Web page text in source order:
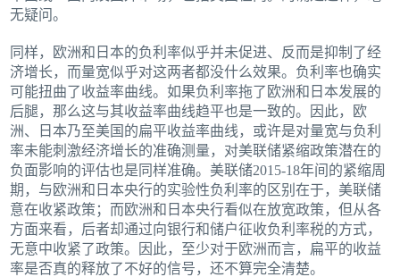
无疑问。
同样，欧洲和日本的负利率似乎并未促进、反而是抑制了经
济增长，而量宽似乎对这两者都没什么效果。负利率也确实
可能扭曲了收益率曲线。如果负利率拖了欧洲和日本发展的
后腿，那么这与其收益率曲线趋平也是一致的。因此，欧
洲、日本乃至美国的扁平收益率曲线，或许是对量宽与负利
率未能刺激经济增长的准确测量，对美联储紧缩政策潜在的
负面影响的评估也是同样准确。美联储2015‑18年间的紧缩周
期，与欧洲和日本央行的实验性负利率的区别在于，美联储
意在收紧政策；而欧洲和日本央行看似在放宽政策，但从各
方面来看，后者却通过向银行和储户征收负利率税的方式，
无意中收紧了政策。因此，至少对于欧洲而言，扁平的收益
率是否真的释放了不好的信号，还不算完全清楚。